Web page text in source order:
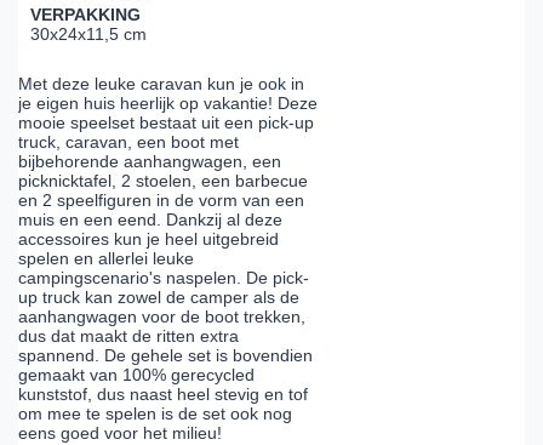
VERPAKKING
30x24x11,5 cm
Met deze leuke caravan kun je ook in
je eigen huis heerlijk op vakantie! Deze
mooie speelset bestaat uit een pick-up
truck, caravan, een boot met
bijbehorende aanhangwagen, een
picknicktafel, 2 stoelen, een barbecue
en 2 speelfiguren in de vorm van een
muis en een eend. Dankzij al deze
accessoires kun je heel uitgebreid
spelen en allerlei leuke
campingscenario's naspelen. De pick-
up truck kan zowel de camper als de
aanhangwagen voor de boot trekken,
dus dat maakt de ritten extra
spannend. De gehele set is bovendien
gemaakt van 100% gerecycled
kunststof, dus naast heel stevig en tof
om mee te spelen is de set ook nog
eens goed voor het milieu!